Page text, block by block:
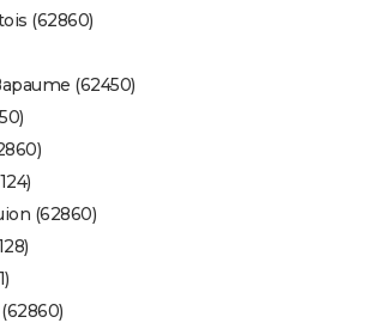
(62860)
(62450)
(62860)